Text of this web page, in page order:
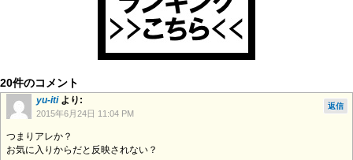
20件のコメント
yu-iti より:
2015年6月24日 11:04 PM
つまりアレか？
お気に入りからだと反映されない？
返信